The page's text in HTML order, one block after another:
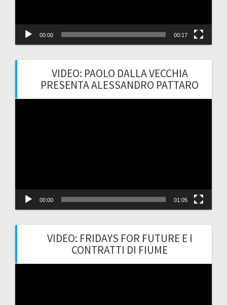
00:00 00:17
VIDEO: PAOLO DALLA VECCHIA
PRESENTA ALESSANDRO PATTARO
00:00 01:05
VIDEO: FRIDAYS FOR FUTURE E I
CONTRATTI DI FIUME